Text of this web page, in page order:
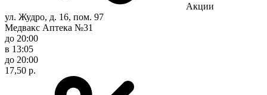
Акции
ул. Жудро, д. 16, пом. 97
Медвакс Аптека №31
до 20:00
в 13:05
до 20:00
17,50 р.